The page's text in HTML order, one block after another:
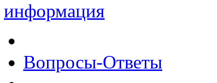
информация
Вопросы-Ответы